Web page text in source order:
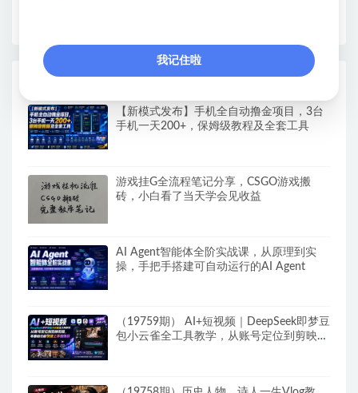
【新模式发布】手机全自动撸金项目，3台
手机一天200+，保姆级教程及全套工具
游戏挂G全流程笔记分享，CSGO游戏搬
砖，小白看了当天学会见收益
AI Agent智能体全阶实战课，从原理到实
操，手把手搭建可自动运行的AI Agent
（19759期） AI+短视频｜DeepSeek即梦豆
包小云雀全工具教学，从账号定位到剪映剪
我记住啦